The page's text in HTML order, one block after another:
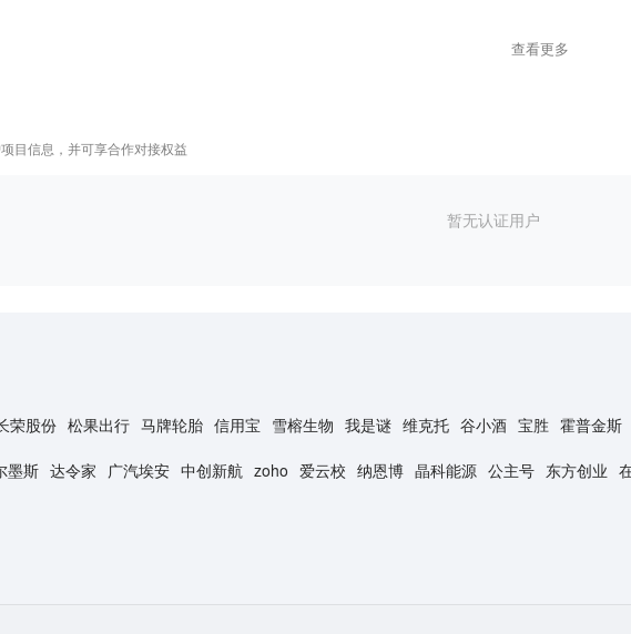
查看更多
目信息，并可享合作对接权益
暂无认证用户
荣股份 松果出行 马牌轮胎 信用宝 雪榕生物 我是谜 维克托 谷小酒 宝胜 霍普金斯
墨斯 达令家 广汽埃安 中创新航 zoho 爱云校 纳恩博 晶科能源 公主号 东方创业